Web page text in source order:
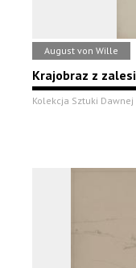
August von Wille
Krajobraz z
Kolekcja Sztuki Dawnej